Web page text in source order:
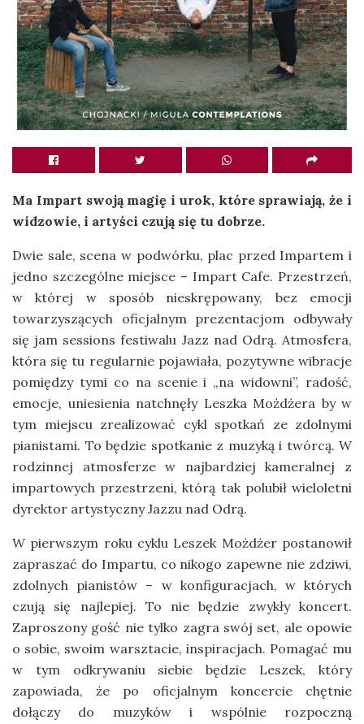
Ma Impart swoją magię i urok, które sprawiają, że i
widzowie, i artyści czują się tu dobrze.
Dwie sale, scena w podwórku, plac przed Impartem i
jedno szczególne miejsce – Impart Cafe. Przestrzeń,
w której w sposób nieskrępowany, bez emocji
towarzyszących oficjalnym prezentacjom odbywały
się jam sessions festiwalu Jazz nad Odrą. Atmosfera,
która się tu regularnie pojawiała, pozytywne wibracje
pomiędzy tymi co na scenie i „na widowni”, radość,
emocje, uniesienia natchnęły Leszka Możdżera by w
tym miejscu zrealizować cykl spotkań ze zdolnymi
pianistami. To będzie spotkanie z muzyką i twórcą. W
rodzinnej atmosferze w najbardziej kameralnej z
impartowych przestrzeni, którą tak polubił wieloletni
dyrektor artystyczny Jazzu nad Odrą.
W pierwszym roku cyklu Leszek Możdżer postanowił
zapraszać do Impartu, co nikogo zapewne nie zdziwi,
zdolnych pianistów – w konfiguracjach, w których
czują się najlepiej. To nie będzie zwykły koncert.
Zaproszony gość nie tylko zagra swój set, ale opowie
o sobie, swoim warsztacie, inspiracjach. Pomagać mu
w tym odkrywaniu siebie będzie Leszek, który
zapowiada, że po oficjalnym koncercie chętnie
dołączy do muzyków i wspólnie rozpoczną